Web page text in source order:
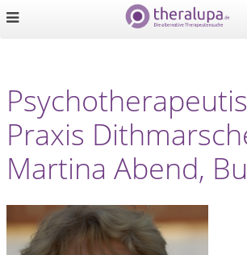
Praxis
Martina Abend,